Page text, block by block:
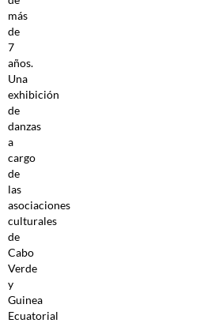
más
de
7
años.
Una
exhibición
de
danzas
a
cargo
de
las
asociaciones
culturales
de
Cabo
Verde
y
Guinea
Ecuatorial